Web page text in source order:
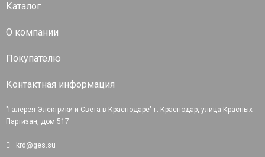
Каталог
О компании
Покупателю
Контактная информация
"Галерея Электрики и Света в Краснодаре" г. Краснодар, улица Красных
Партизан, дом 517
krd@ges.su